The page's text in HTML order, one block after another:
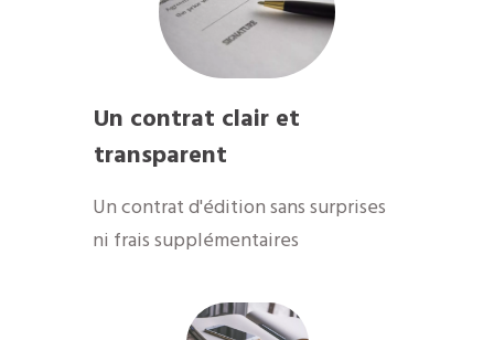
Un contrat clair et
transparent
Un contrat d'édition sans surprises
ni frais supplémentaires